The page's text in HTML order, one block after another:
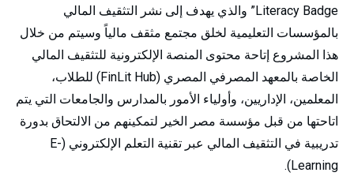
Literacy Badge” والذي يهدف إلى نشر التثقيف المالي
بالمؤسسات التعليمية لخلق مجتمع مثقف مالياً وسيتم من خلال
هذا المشروع إتاحة محتوى المنصة الإلكترونية للتثقيف المالي
الخاصة بالمعهد المصرفي المصري (FinLit Hub) للطلاب،
المعلمين، الإداريين، وأولياء الأمور بالمدارس والجامعات التي يتم
اتاحتها من قبل مؤسسة مصر الخير لتمكينهم من الالتحاق بدورة
تدريبية في التثقيف المالي عبر تقنية التعلم الإلكتروني (E-
Learning).